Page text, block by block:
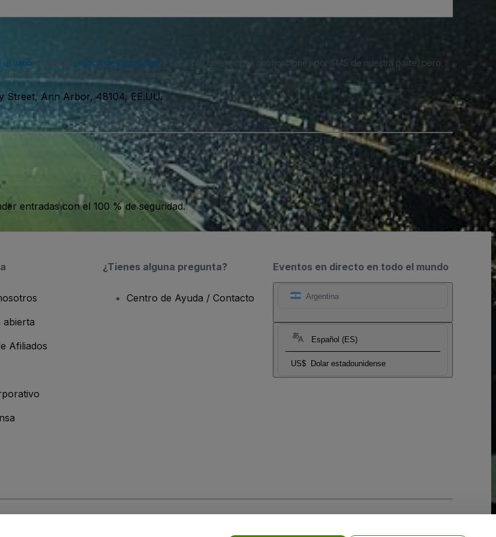
usuario política de privacidad . Es posible que recibas notificaciones por SMS de nuestra parte, pero
puedes darte de baja en cualquier momento.
Street, Ann Arbor, 48104, EE.UU.
entradas con el 100 % de seguridad.
Eventos en directo en todo el mundo
Argentina
Español (ES)
US$ Dolar estadounidense
abierta
Afiliados
¿Tienes alguna pregunta?
Centro de Ayuda / Contacto